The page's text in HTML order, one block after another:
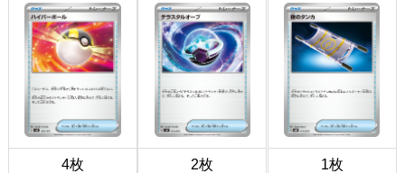
4枚 2枚 1枚